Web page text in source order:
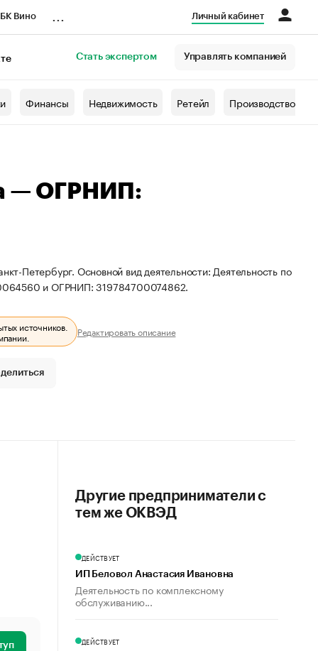
Вино Личный кабинет
Стать экспертом Управлять компанией
Финансы Недвижимость Ретейл Производство
— ОГРНИП:
Петербург. Основной вид деятельности: Деятельность по
и ОГРНИП: 319784700074862.
источников.
Редактировать описание
Другие предприниматели с
тем же ОКВЭД
ДЕЙСТВУЕТ
ИП Беловол Анастасия Ивановна
Деятельность по комплексному
обслуживанию...
ДЕЙСТВУЕТ